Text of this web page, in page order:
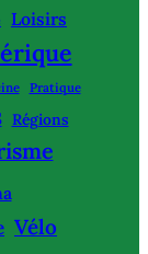
Loisirs
Pratique
Régions
Vélo